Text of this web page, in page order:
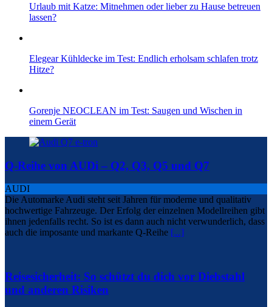
Urlaub mit Katze: Mitnehmen oder lieber zu Hause betreuen
lassen?
Elegear Kühldecke im Test: Endlich erholsam schlafen trotz
Hitze?
Gorenje NEOCLEAN im Test: Saugen und Wischen in
einem Gerät
Q-Reihe von AUDi – Q2, Q3, Q5 und Q7
AUDI
Die Automarke Audi steht seit Jahren für moderne und qualitativ
hochwertige Fahrzeuge. Der Erfolg der einzelnen Modellreihen gibt
ihnen jedenfalls recht. So ist es dann auch nicht verwunderlich, dass
auch die imposante und markante Q-Reihe [...]
Reisesicherheit: So schützt du dich vor Diebstahl
und anderen Risiken